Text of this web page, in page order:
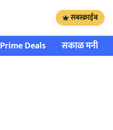
सबस्क्राईब
Prime Deals सकाळ मनी